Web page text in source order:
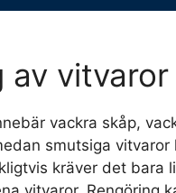
av vitvaror
vackra skåp,
smutsiga vitvaror
kräver det bara